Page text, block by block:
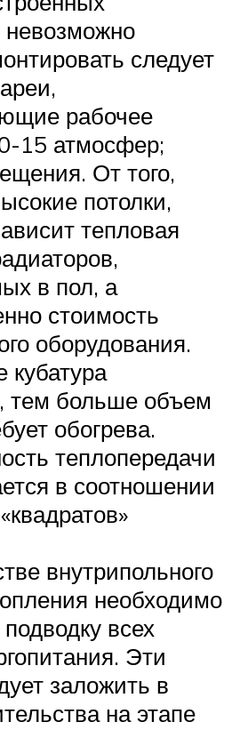
невозможно
следует
рабочее
15 атмосфер;
От того,
потолки,
тепловая
в пол, а
стоимость
оборудования.
тем больше объем
обогрева.
теплопередачи
в соотношении
внутрипольного
необходимо
всех
Эти
заложить в
на этапе